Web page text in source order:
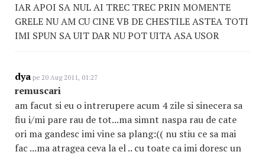
IAR APOI SA NUL AI TREC TREC PRIN MOMENTE
GRELE NU AM CU CINE VB DE CHESTILE ASTEA TOTI
IMI SPUN SA UIT DAR NU POT UITA ASA USOR
dya pe 20 Aug 2011, 01:27
remuscari
am facut si eu o intrerupere acum 4 zile si sinecera sa
fiu i/mi pare rau de tot...ma simnt naspa rau de cate
ori ma gandesc imi vine sa plang:(( nu stiu ce sa mai
fac ...ma atragea ceva la el .. cu toate ca imi doresc un